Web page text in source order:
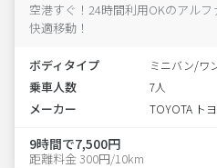
空港すぐ！24時間利用OKのアル
快適移動！
ボディタイプ ミニバン/ワ
乗車人数 7人
メーカー TOYOTA ト
9時間で7,500円
距離料金 300円/10km